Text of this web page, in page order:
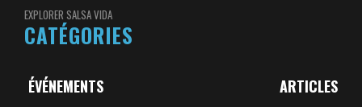
EXPLORER SALSA VIDA
CATÉGORIES
ARTICLES
ÉVÉNEMENTS